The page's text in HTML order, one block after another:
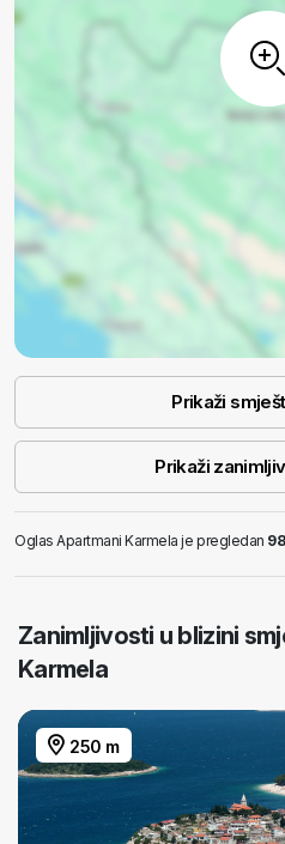
Prikaži
Prikaži
Oglas Apartmani Karmela je pregledan
Zanimljivosti u blizini
Karmela
250 m